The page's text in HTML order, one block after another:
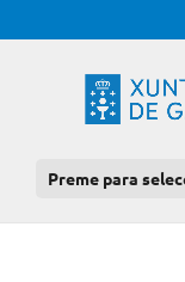
Preme para